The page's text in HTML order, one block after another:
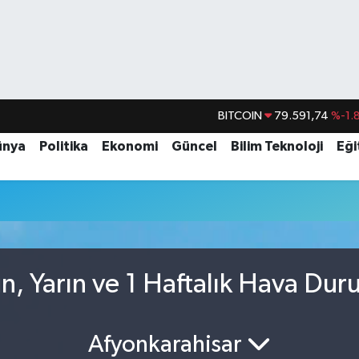
BITCOIN 79.591,74 %-
DOLAR 45,43620
Politika Ekonomi Güncel Bilim Teknoloji
Yarın ve 1 Haftalık Hava
Afyonkarahisar